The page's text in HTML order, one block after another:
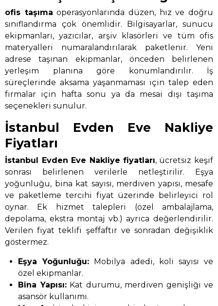
ofis taşıma operasyonlarında düzen, hız ve doğru
sınıflandırma çok önemlidir. Bilgisayarlar, sunucu
ekipmanları, yazıcılar, arşiv klasörleri ve tüm ofis
materyalleri numaralandırılarak paketlenir. Yeni
adrese taşınan ekipmanlar, önceden belirlenen
yerleşim planına göre konumlandırılır. İş
süreçlerinde aksama yaşanmaması için talep eden
firmalar için hafta sonu ya da mesai dışı taşıma
seçenekleri sunulur.
İstanbul Evden Eve Nakliye
Fiyatları
İstanbul Evden Eve Nakliye fiyatları, ücretsiz keşif
sonrası belirlenen verilerle netleştirilir. Eşya
yoğunluğu, bina kat sayısı, merdiven yapısı, mesafe
ve paketleme tercihi fiyat üzerinde belirleyici rol
oynar. Ek hizmet talepleri (özel ambalajlama,
depolama, ekstra montaj vb.) ayrıca değerlendirilir.
Verilen fiyat teklifi şeffaftır ve sonradan değişiklik
göstermez.
Eşya Yoğunluğu: Mobilya adedi, koli sayısı ve
özel ekipmanlar.
Bina Yapısı:Kat durumu, merdiven genişliği ve
asansör kullanımı.